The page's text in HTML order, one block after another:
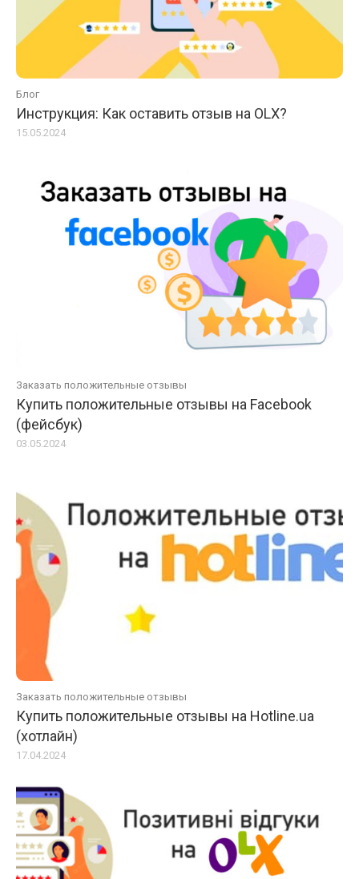
Блог
Инструкция: Как оставить отзыв на OLX?
15.05.2024
Заказать положительные отзывы
Купить положительные отзывы на Facebook
(фейсбук)
03.05.2024
Заказать положительные отзывы
Купить положительные отзывы на Hotline.ua
(хотлайн)
17.04.2024